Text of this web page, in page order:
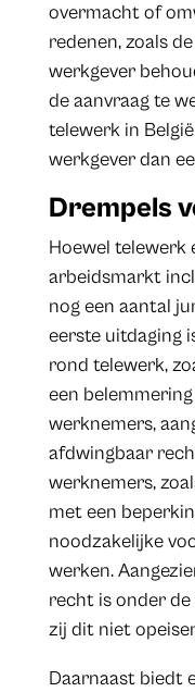
overmacht of
redenen, zoals
werkgever
de aanvraag te
telewerk in
werkgever dan
Drempels
Hoewel telewerk
arbeidsmarkt
nog een aantal
eerste uitdaging
rond telewerk,
een
werknemers,
afdwingbaar
werknemers,
met een
noodzakelijke
werken.
recht is onder de
zij dit niet
Daarnaast biedt